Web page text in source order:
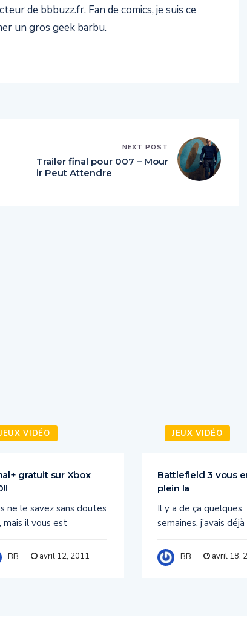
de bbbuzz.fr. Fan de comics, je suis ce
un gros geek barbu.
NEXT POST
Trailer final pour 007 – Mour
ir Peut Attendre
JEUX VIDÉO
gratuit sur Xbox
ne le savez sans doutes
mais il vous est
BB avril 12, 2011
JEUX VIDÉO
Battlefield 3 vous
plein la
Il y a de ça quelques
semaines, j’avais
BB avril 18,